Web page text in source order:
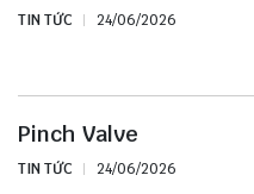
TIN TỨC 24/06/2026
Pinch Valve
TIN TỨC 24/06/2026